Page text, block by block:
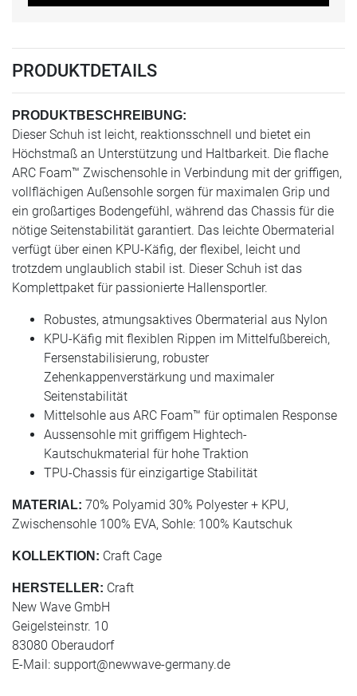
PRODUKTDETAILS
PRODUKTBESCHREIBUNG:
Dieser Schuh ist leicht, reaktionsschnell und bietet ein
Höchstmaß an Unterstützung und Haltbarkeit. Die flache
ARC Foam™ Zwischensohle in Verbindung mit der griffigen,
vollflächigen Außensohle sorgen für maximalen Grip und
ein großartiges Bodengefühl, während das Chassis für die
nötige Seitenstabilität garantiert. Das leichte Obermaterial
verfügt über einen KPU-Käfig, der flexibel, leicht und
trotzdem unglaublich stabil ist. Dieser Schuh ist das
Komplettpaket für passionierte Hallensportler.
Robustes, atmungsaktives Obermaterial aus Nylon
KPU-Käfig mit flexiblen Rippen im Mittelfußbereich,
Fersenstabilisierung, robuster
Zehenkappenverstärkung und maximaler
Seitenstabilität
Mittelsohle aus ARC Foam™ für optimalen Response
Aussensohle mit griffigem Hightech-
Kautschukmaterial für hohe Traktion
TPU-Chassis für einzigartige Stabilität
MATERIAL: 70% Polyamid 30% Polyester + KPU,
Zwischensohle 100% EVA, Sohle: 100% Kautschuk
KOLLEKTION: Craft Cage
HERSTELLER: Craft
New Wave GmbH
Geigelsteinstr. 10
83080 Oberaudorf
E-Mail: support@newwave-germany.de